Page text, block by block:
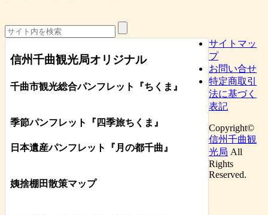
信州千曲観光局オリジナル
千曲市観光総合パンフレット 『ちくま 』
季節パンフレット『四季旅ちくま』
日本遺産パンフレット 『月の都千曲 』
姨捨棚田散策マップ
サイトマッ
プ
お問い合せ
特定商取引
法に基づく
表記
Copyright©
信州千曲観
光局 All
Rights
Reserved.